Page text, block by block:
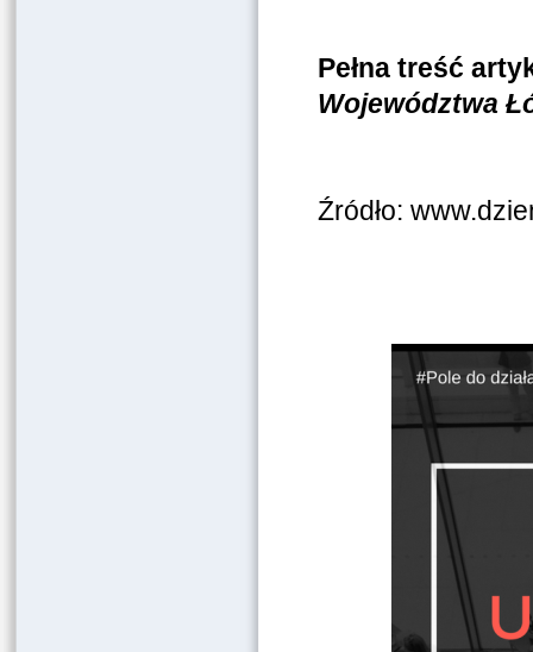
Pełna treść
Województwa
Źródło: